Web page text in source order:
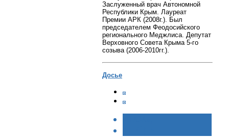
Заслуженный врач Автономной
Республики Крым. Лауреат
Премии АРК (2008г.). Был
председателем Феодосийского
регионального Меджлиса. Депутат
Верховного Совета Крыма 5-го
созыва (2006-2010гг.).
Досье